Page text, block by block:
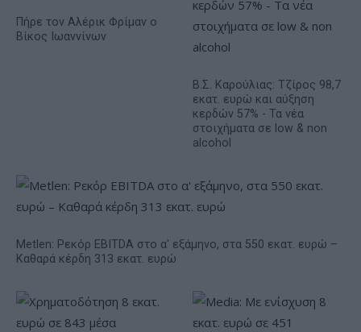
Πήρε τον Αλέρικ Φρίμαν ο
Βίκος Ιωαννίνων
Β.Σ. Καρούλιας: Τζίρος 98,7
εκατ. ευρώ και αύξηση
κερδών 57% - Τα νέα
στοιχήματα σε low & non
alcohol
Metlen: Ρεκόρ EBITDA στο α' εξάμηνο, στα 550 εκατ. ευρώ –
Καθαρά κέρδη 313 εκατ. ευρώ